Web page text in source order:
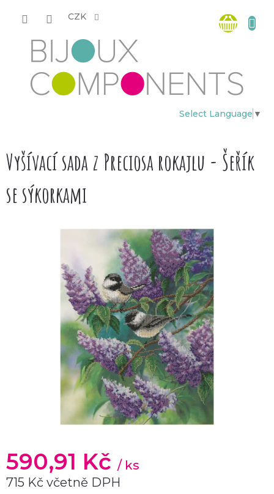
CZK
Select Language ▼
košík
Vyšívací sada z Preciosa rokajlu - Šeřík
se sýkorkami
590,91 Kč / ks
715 Kč včetně DPH